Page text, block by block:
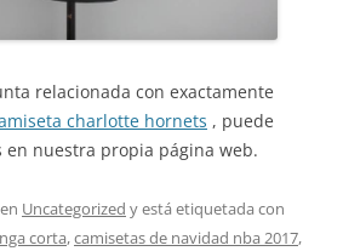
relacionada con exactamente
charlotte hornets , puede
en nuestra propia página web.
Uncategorized y está etiquetada con
corta,camisetas de navidad nba 2017,